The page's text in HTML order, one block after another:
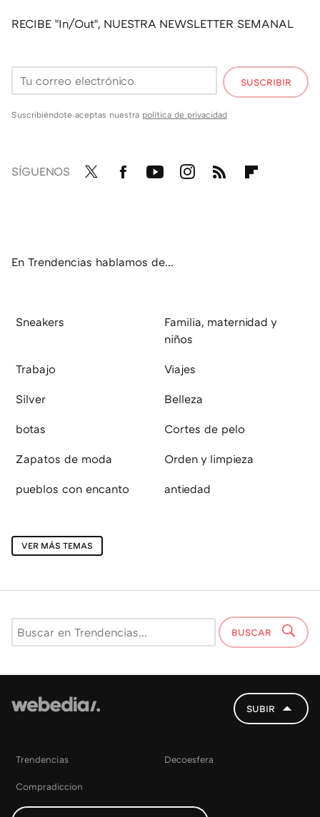
RECIBE "In/Out", NUESTRA NEWSLETTER SEMANAL
SUSCRIBIR
Suscribiéndote aceptas nuestra política de privacidad
SÍGUENOS
En Trendencias hablamos de...
Sneakers
Familia, maternidad y
niños
Trabajo Viajes
Silver Belleza
botas Cortes de pelo
Zapatos de moda Orden y limpieza
pueblos con encanto antiedad
VER MÁS TEMAS
BUSCAR
SUBIR
Trendencias Decoesfera
Compradiccion